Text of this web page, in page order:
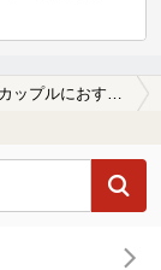
カップルにおすすめの名古屋市昭和区の温泉、日帰り温泉、スーパー銭湯おすすめ